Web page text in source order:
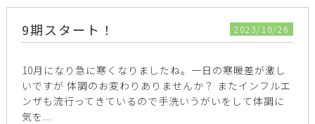
9期スタート！ 2023/10/26
10月になり急に寒くなりましたね。一日の寒暖差が激し
いですが 体調のお変わりありませんか？ またインフルエ
ンザも流行ってきているので手洗いうがいをして体調に
気を...